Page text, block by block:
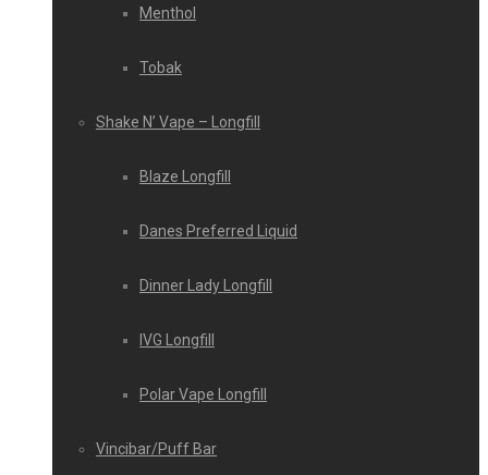
Menthol
Tobak
Shake N’ Vape – Longfill
Blaze Longfill
Danes Preferred Liquid
Dinner Lady Longfill
IVG Longfill
Polar Vape Longfill
Vincibar/Puff Bar